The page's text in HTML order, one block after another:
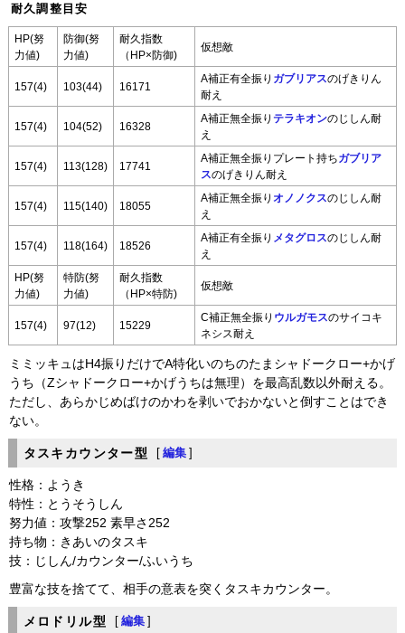
耐久調整目安
HP(努
力値)
防御(努
力値)
耐久指数
（HP×防御)
仮想敵
157(4) 103(44) 16171
A補正有全振り ガブリアスのげきりん
耐え
157(4) 104(52) 16328
A補正無全振り テラキオンのじしん耐
え
157(4) 113(128) 17741
A補正無全振りプレート持ちガブリア
スのげきりん耐え
157(4) 115(140) 18055
A補正無全振り オノノクスのじしん耐
え
157(4) 118(164) 18526
A補正有全振り メタグロスのじしん耐
え
HP(努
力値)
特防(努
力値)
耐久指数
（HP×特防)
仮想敵
157(4) 97(12) 15229
C補正無全振り ウルガモスのサイコキ
ネシス耐え
ミミッキュはH4振りだけでA特化いのちのたまシャドークロー+かげ
うち（Zシャドークロー+かげうちは無理）を最高乱数以外耐える。
ただし、あらかじめばけのかわを剥いでおかないと倒すことはでき
ない。
タスキカウンター型 [ 編集 ]
性格：ようき
特性：とうそうしん
努力値：攻撃252 素早さ252
持ち物：きあいのタスキ
技：じしん/カウンター/ふいうち
豊富な技を捨てて、相手の意表を突くタスキカウンター。
メロドリル型 [ 編集 ]